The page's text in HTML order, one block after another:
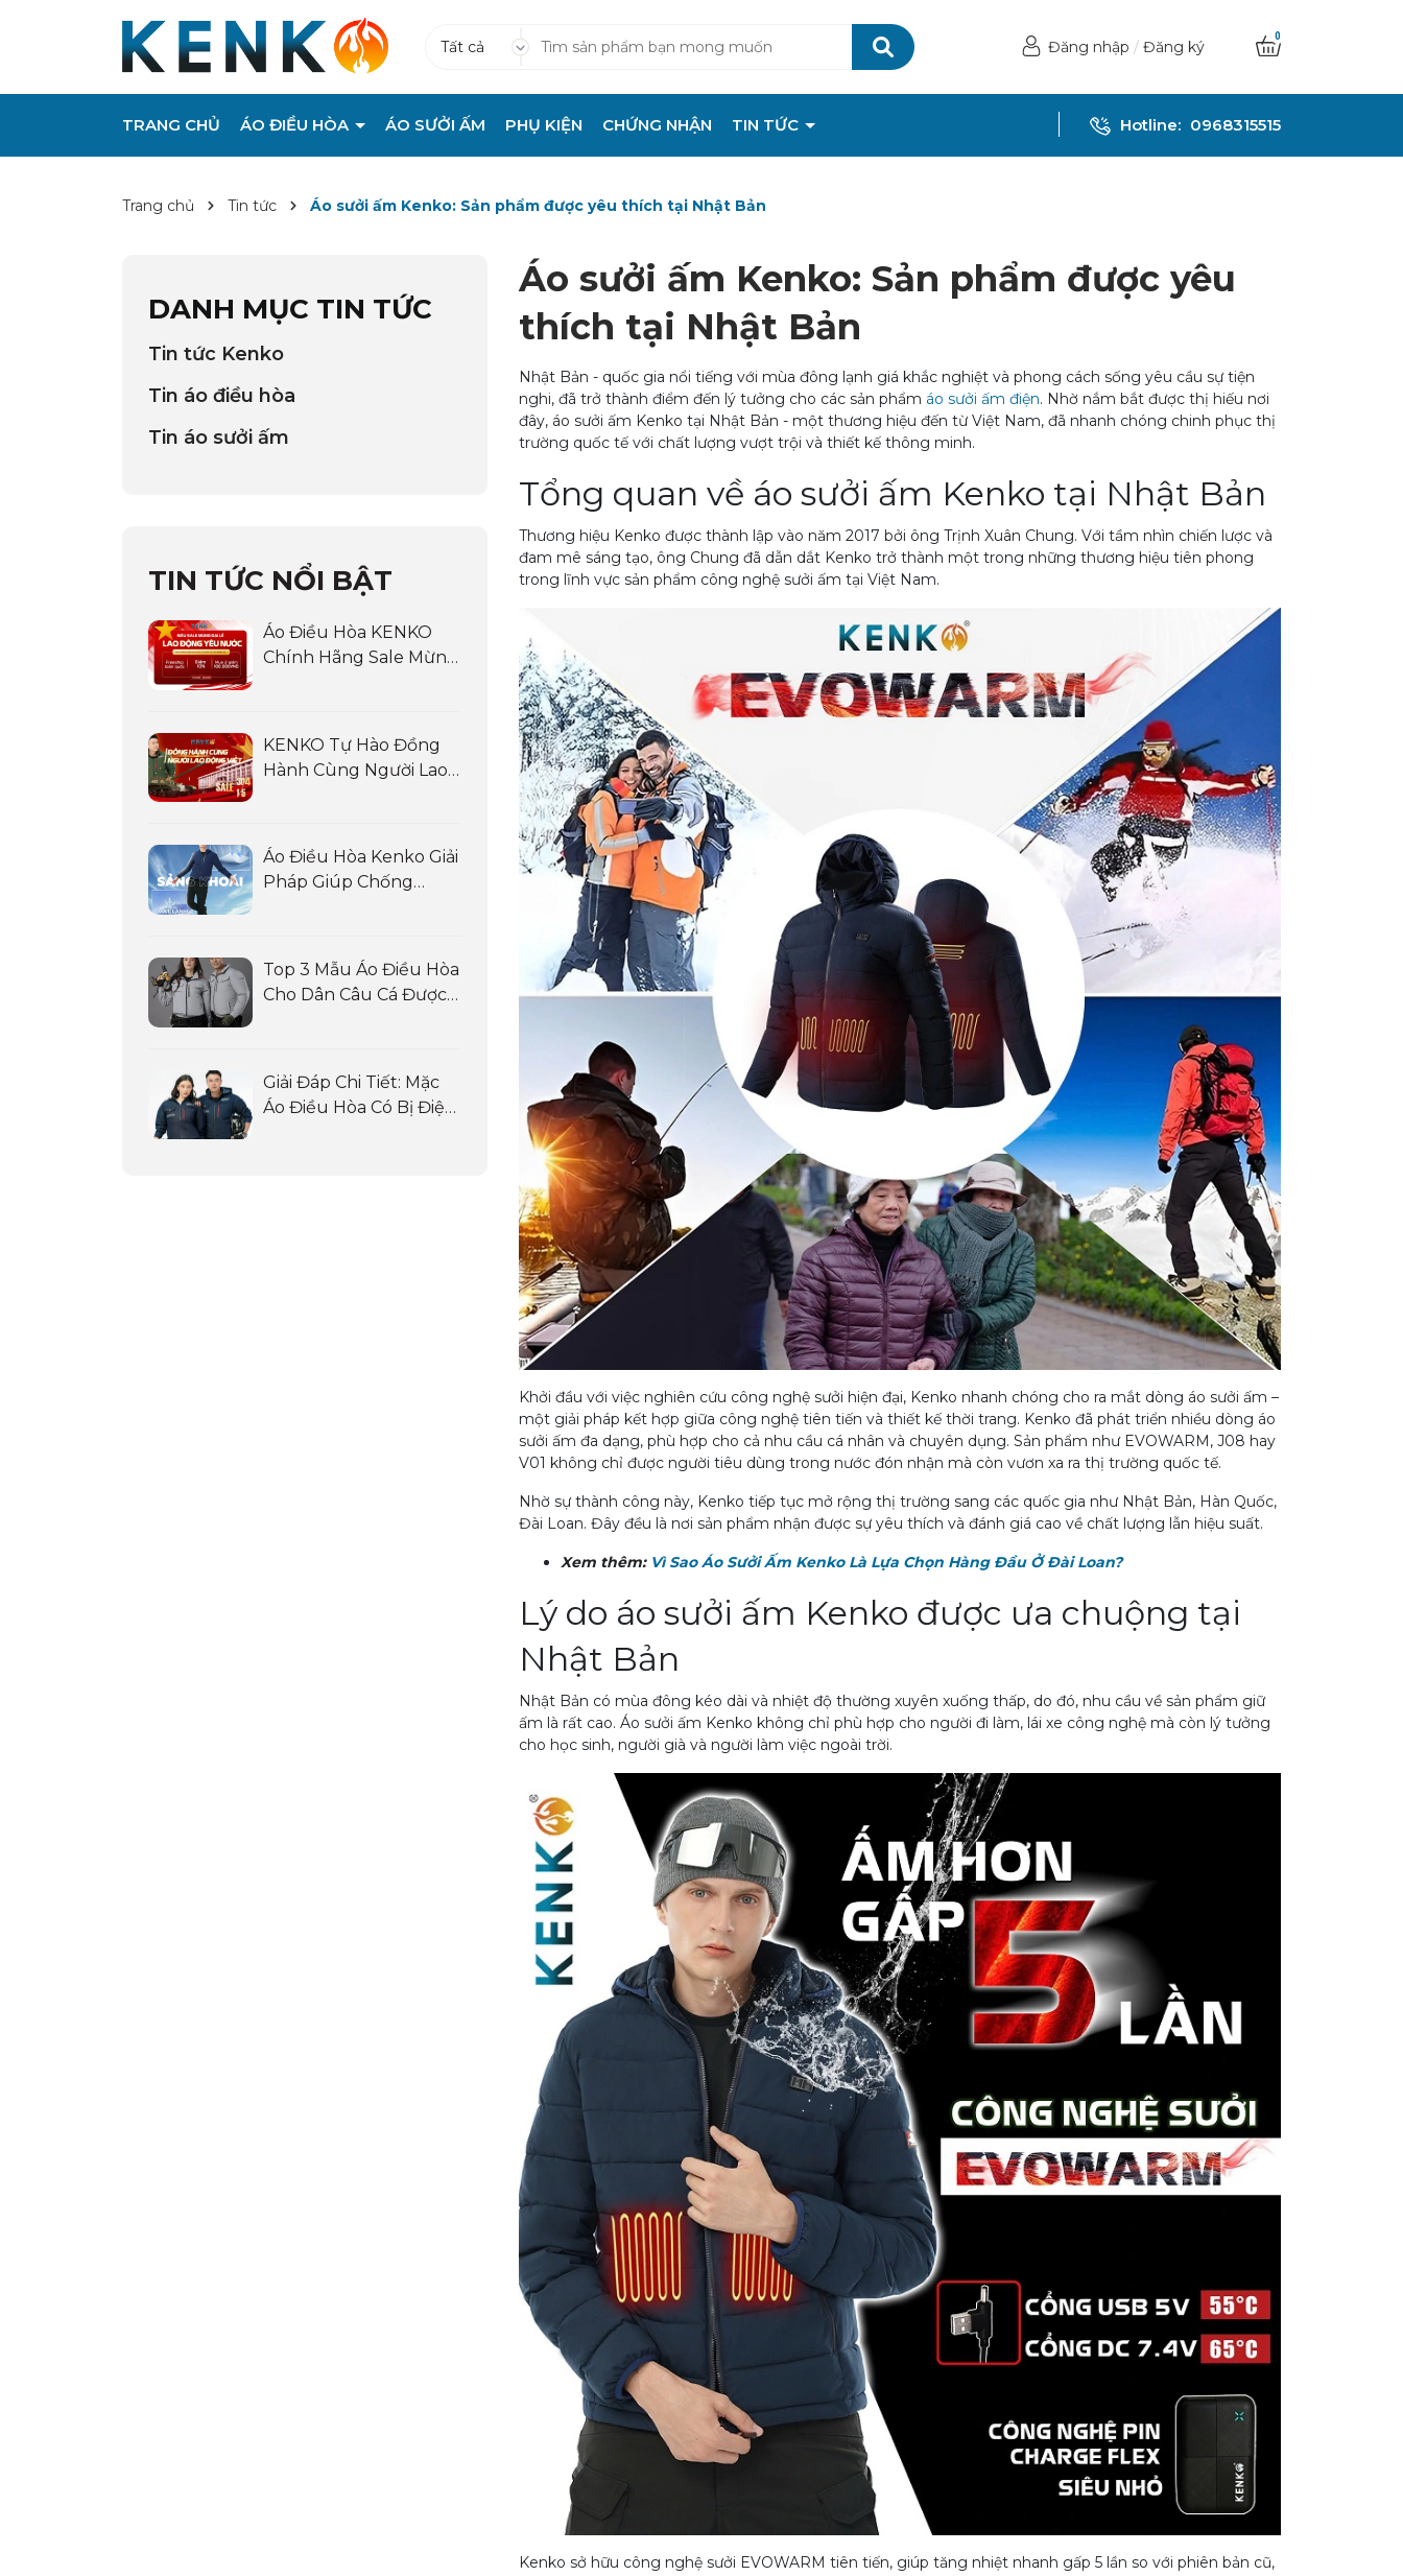
Tất cả Đăng nhập / Đăng ký
0
TRANG CHỦ ÁO ĐIỀU HÒA ÁO SƯỞI ẤM PHỤ KIỆN CHỨNG NHẬN TIN TỨC Hotline: 0968315515
Trang chủ Tin tức Áo sưởi ấm Kenko: Sản phẩm được yêu thích tại Nhật Bản
Áo sưởi ấm Kenko: Sản phẩm được yêu
thích tại Nhật Bản
Nhật Bản - quốc gia nổi tiếng với mùa đông lạnh giá khắc nghiệt và phong cách sống yêu cầu sự tiện
nghi, đã trở thành điểm đến lý tưởng cho các sản phẩm áo sưởi ấm điện. Nhờ nắm bắt được thị hiếu nơi
đây, áo sưởi ấm Kenko tại Nhật Bản - một thương hiệu đến từ Việt Nam, đã nhanh chóng chinh phục thị
trường quốc tế với chất lượng vượt trội và thiết kế thông minh.
Tổng quan về áo sưởi ấm Kenko tại Nhật Bản
Thương hiệu Kenko được thành lập vào năm 2017 bởi ông Trịnh Xuân Chung. Với tầm nhìn chiến lược và
đam mê sáng tạo, ông Chung đã dẫn dắt Kenko trở thành một trong những thương hiệu tiên phong
trong lĩnh vực sản phẩm công nghệ sưởi ấm tại Việt Nam.
Khởi đầu với việc nghiên cứu công nghệ sưởi hiện đại, Kenko nhanh chóng cho ra mắt dòng áo sưởi ấm –
một giải pháp kết hợp giữa công nghệ tiên tiến và thiết kế thời trang. Kenko đã phát triển nhiều dòng áo
sưởi ấm đa dạng, phù hợp cho cả nhu cầu cá nhân và chuyên dụng. Sản phẩm như EVOWARM, J08 hay
V01 không chỉ được người tiêu dùng trong nước đón nhận mà còn vươn xa ra thị trường quốc tế.
Nhờ sự thành công này, Kenko tiếp tục mở rộng thị trường sang các quốc gia như Nhật Bản, Hàn Quốc,
Đài Loan. Đây đều là nơi sản phẩm nhận được sự yêu thích và đánh giá cao về chất lượng lẫn hiệu suất.
Xem thêm: Vì Sao Áo Sưởi Ấm Kenko Là Lựa Chọn Hàng Đầu Ở Đài Loan?
Lý do áo sưởi ấm Kenko được ưa chuộng tại
Nhật Bản
Nhật Bản có mùa đông kéo dài và nhiệt độ thường xuyên xuống thấp, do đó, nhu cầu về sản phẩm giữ
ấm là rất cao. Áo sưởi ấm Kenko không chỉ phù hợp cho người đi làm, lái xe công nghệ mà còn lý tưởng
cho học sinh, người già và người làm việc ngoài trời.
Kenko sở hữu công nghệ sưởi EVOWARM tiên tiến, giúp tăng nhiệt nhanh gấp 5 lần so với phiên bản cũ,
DANH MỤC TIN TỨC
Tin tức Kenko
Tin áo điều hòa
Tin áo sưởi ấm
TIN TỨC NỔI BẬT
Áo Điều Hòa KENKO
Chính Hãng Sale Mừng
KENKO Tự Hào Đồng
Hành Cùng Người Lao
Áo Điều Hòa Kenko Giải
Pháp Giúp Chống
Top 3 Mẫu Áo Điều Hòa
Cho Dân Câu Cá Được
Giải Đáp Chi Tiết: Mặc
Áo Điều Hòa Có Bị Điện